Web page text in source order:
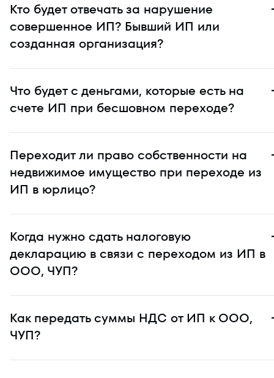
Кто будет отвечать за нарушение
совершенное ИП? Бывший ИП или
созданная организация?
Что будет с деньгами, которые есть на
счете ИП при бесшовном переходе?
Переходит ли право собственности на
недвижимое имущество при переходе из
ИП в юрлицо?
Когда нужно сдать налоговую
декларацию в связи с переходом из ИП в
ООО, ЧУП?
Как передать суммы НДС от ИП к ООО,
ЧУП?